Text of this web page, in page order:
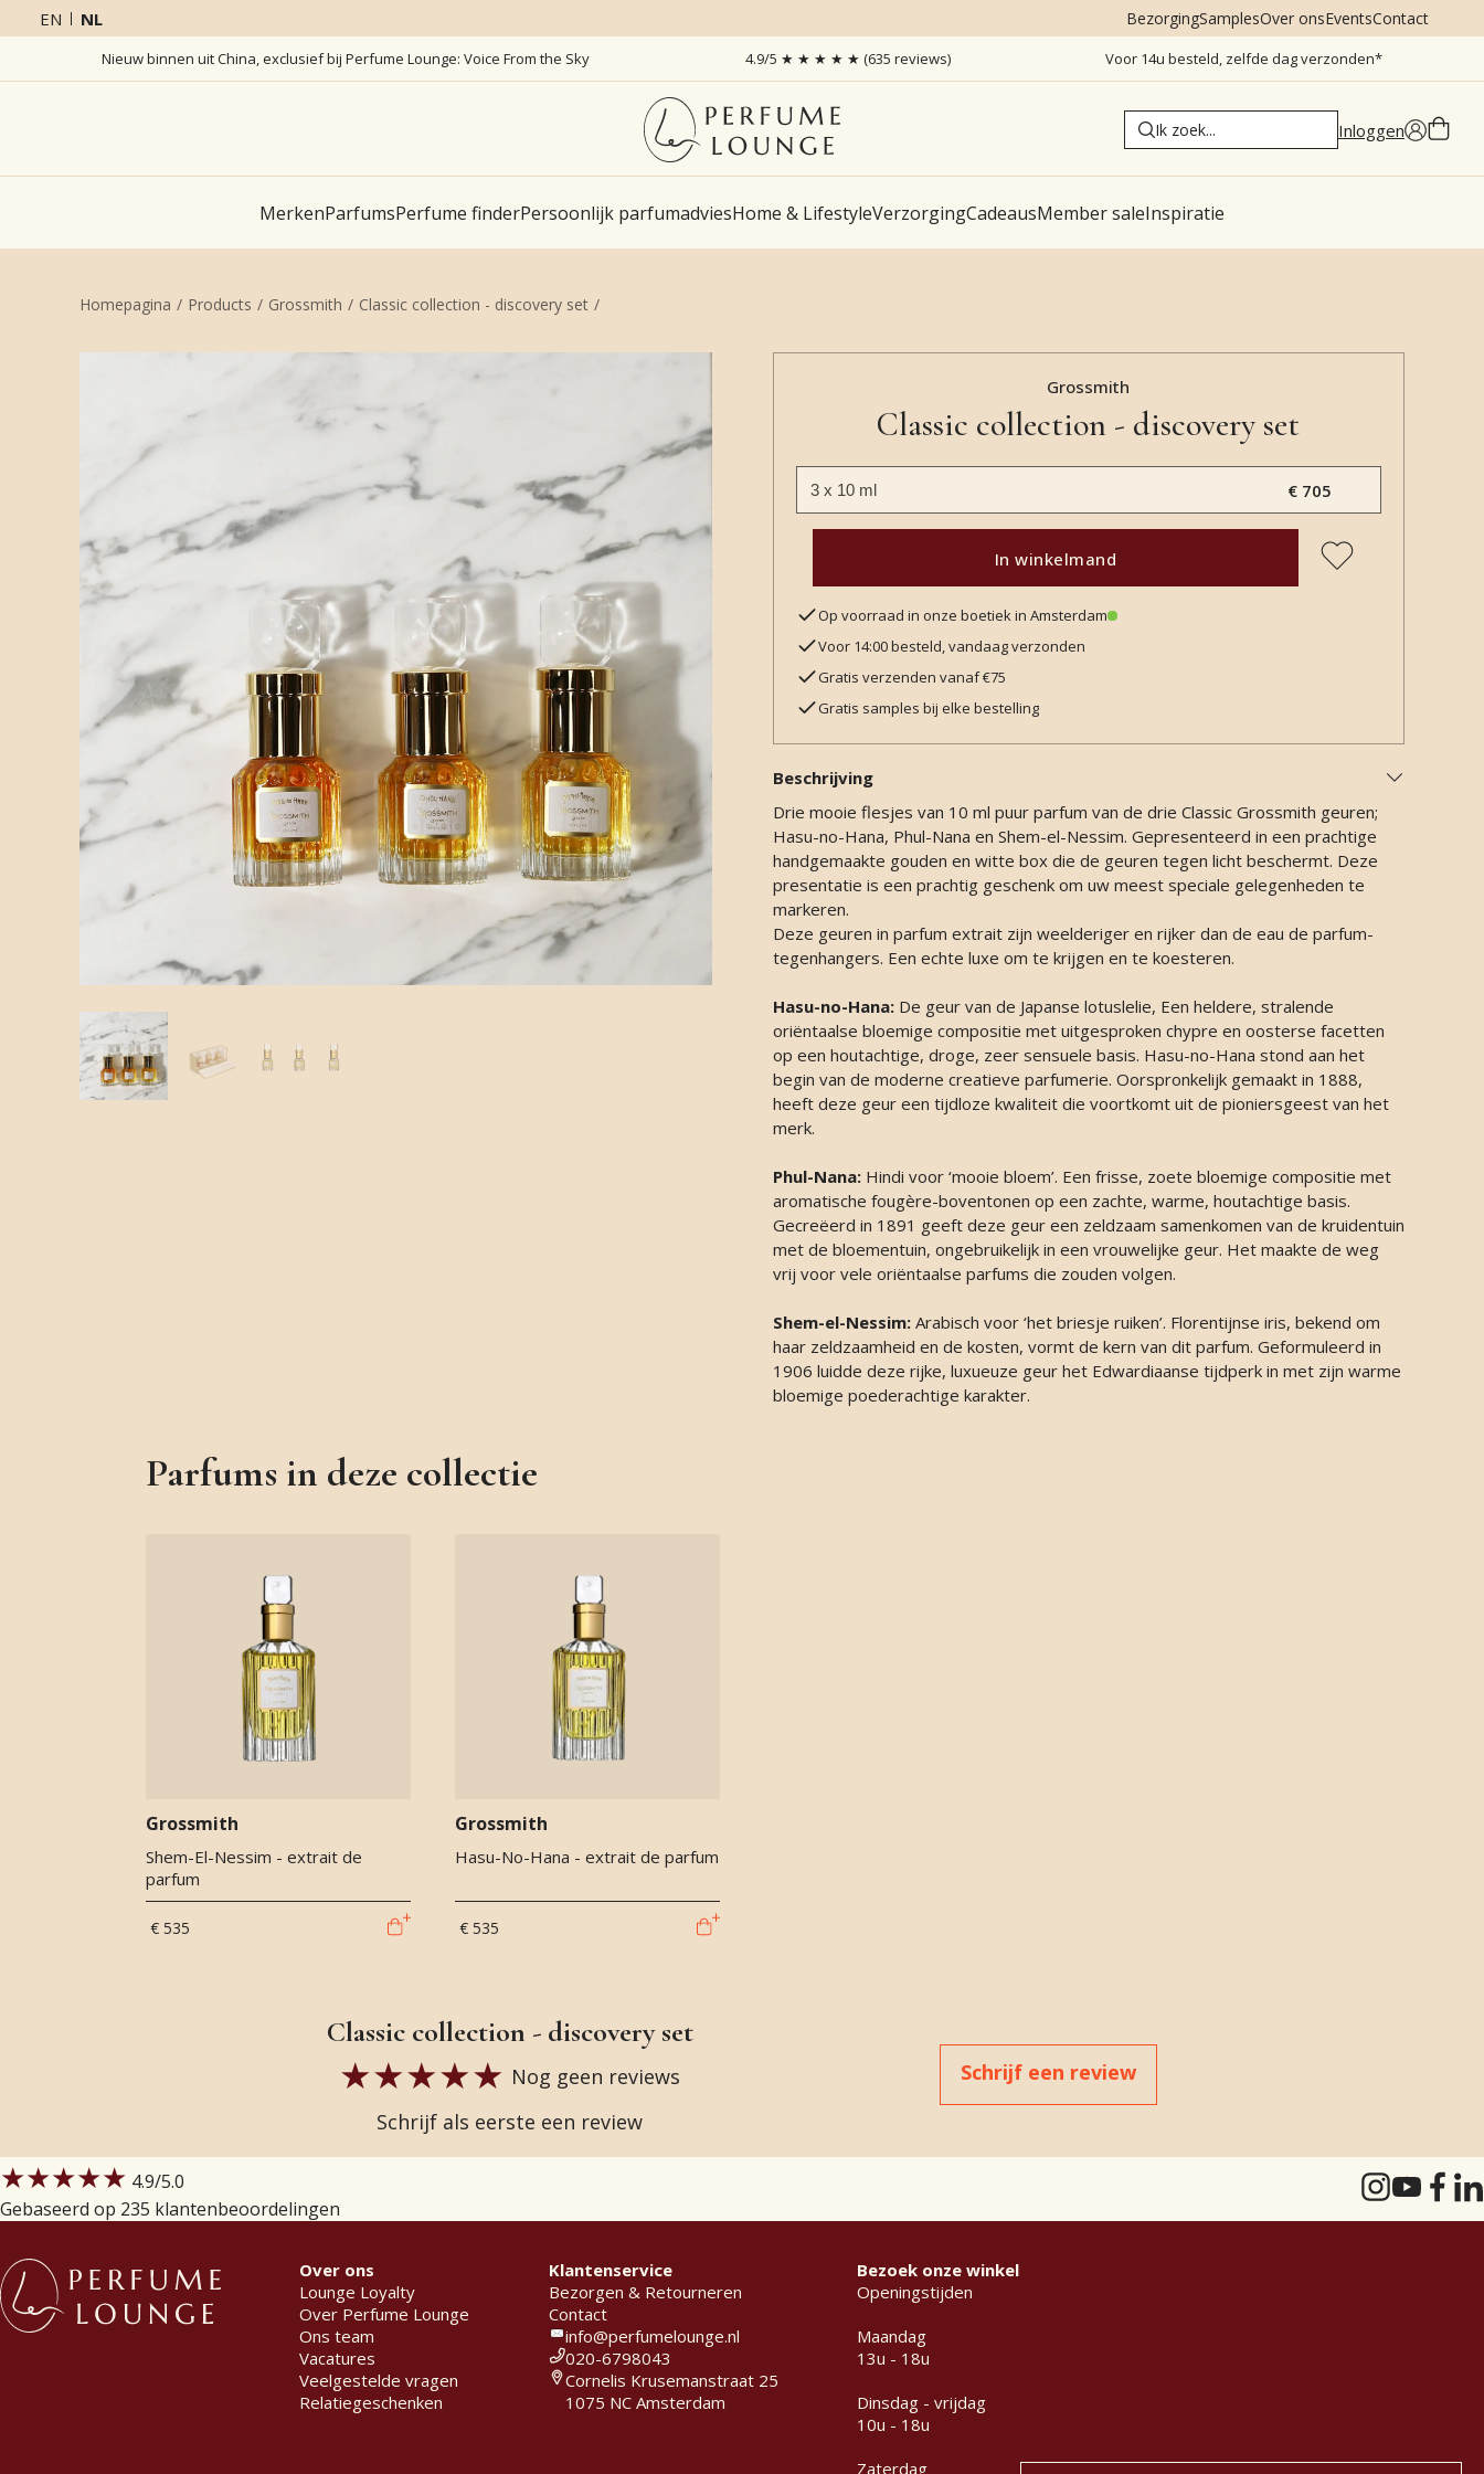
EN NL BezorgingSamplesOver onsEventsContact
Nieuw binnen uit China, exclusief bij Perfume Lounge: Voice From the Sky 4.9/5 ★ ★ ★ ★ ★ (635 reviews) Voor 14u besteld, zelfde dag verzonden*
Inloggen
MerkenParfumsPerfume finderPersoonlijk parfumadviesHome & LifestyleVerzorgingCadeausMember saleInspiratie
Homepagina Products Grossmith Classic collection - discovery set
Grossmith
Classic collection - discovery set
€ 705
In winkelmand
Op voorraad in onze boetiek in Amsterdam
Voor 14:00 besteld, vandaag verzonden
Gratis verzenden vanaf €75
Gratis samples bij elke bestelling
Beschrijving
Drie mooie flesjes van 10 ml puur parfum van de drie Classic Grossmith geuren;
Hasu-no-Hana, Phul-Nana en Shem-el-Nessim. Gepresenteerd in een prachtige
handgemaakte gouden en witte box die de geuren tegen licht beschermt. Deze
presentatie is een prachtig geschenk om uw meest speciale gelegenheden te
markeren.
Deze geuren in parfum extrait zijn weelderiger en rijker dan de eau de parfum-
tegenhangers. Een echte luxe om te krijgen en te koesteren.
Hasu-no-Hana: De geur van de Japanse lotuslelie, Een heldere, stralende
oriëntaalse bloemige compositie met uitgesproken chypre en oosterse facetten
op een houtachtige, droge, zeer sensuele basis. Hasu-no-Hana stond aan het
begin van de moderne creatieve parfumerie. Oorspronkelijk gemaakt in 1888,
heeft deze geur een tijdloze kwaliteit die voortkomt uit de pioniersgeest van het
merk.
Phul-Nana: Hindi voor ‘mooie bloem’. Een frisse, zoete bloemige compositie met
aromatische fougère-boventonen op een zachte, warme, houtachtige basis.
Gecreëerd in 1891 geeft deze geur een zeldzaam samenkomen van de kruidentuin
met de bloementuin, ongebruikelijk in een vrouwelijke geur. Het maakte de weg
vrij voor vele oriëntaalse parfums die zouden volgen.
Shem-el-Nessim: Arabisch voor ‘het briesje ruiken’. Florentijnse iris, bekend om
haar zeldzaamheid en de kosten, vormt de kern van dit parfum. Geformuleerd in
1906 luidde deze rijke, luxueuze geur het Edwardiaanse tijdperk in met zijn warme
bloemige poederachtige karakter.
Parfums in deze collectie
Grossmith
Shem-El-Nessim - extrait de
parfum
€ 535
Grossmith
Hasu-No-Hana - extrait de parfum
€ 535
Classic collection - discovery set
Nog geen reviews
Schrijf als eerste een review
Schrijf een review
★★★★★ 4.9/5.0
Gebaseerd op 235 klantenbeoordelingen
Over ons
Lounge Loyalty
Over Perfume Lounge
Ons team
Vacatures
Veelgestelde vragen
Relatiegeschenken
Klantenservice
Bezorgen & Retourneren
Contact
info@perfumelounge.nl
020-6798043
Cornelis Krusemanstraat 25
1075 NC Amsterdam
Bezoek onze winkel
Openingstijden
Maandag
13u - 18u
Dinsdag - vrijdag
10u - 18u
Zaterdag